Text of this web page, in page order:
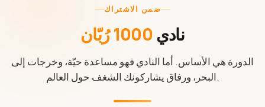
ضمن الاشتراك
نادي 1000 رُبّان
الدورة هي الأساس. أما النادي فهو مساعدة حيّة، وخرجات إلى
البحر، ورفاق يشاركونك الشغف حول العالم.